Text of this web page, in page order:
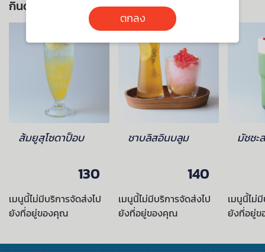
กินด้วยกัน ยิ่งอร่อย
ส้มยูสุโซดาป็อบ
130
เมนูนี้ไม่มีบริการจัดส่งไป
ยังที่อยู่ของคุณ
ชาบลิสอินบลูม
140
เมนูนี้ไม่มีบริการจัดส่งไป
ยังที่อยู่ของคุณ
มัชชะ
เมนูนี้ไม่
ยังที่อยู่
ตกลง